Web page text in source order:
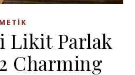
Likit Parlak
Charming